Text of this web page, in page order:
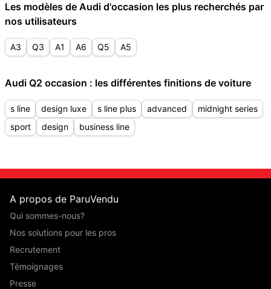
Les modèles de Audi d'occasion les plus recherchés par
nos utilisateurs
A3 Q3 A1 A6 Q5 A5
Audi Q2 occasion : les différentes finitions de voiture
s line design luxe s line plus advanced
midnight series
sport
design business line
A propos de ParuVendu
Qui sommes-nous?
Nos solutions pour les pros
Recrutement
Témoignages
Presse